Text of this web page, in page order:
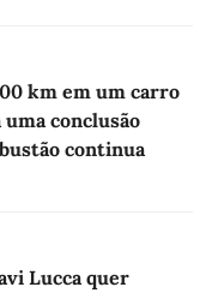
km em um carro
conclusão
continua
Lucca quer